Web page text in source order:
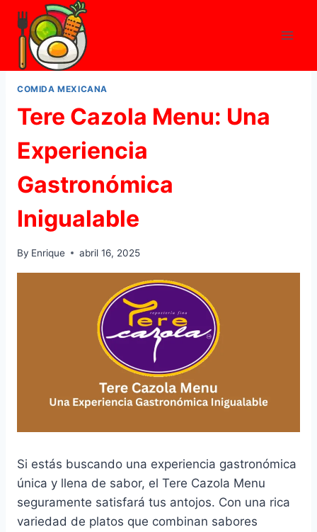
Skip
content
COMIDA MEXICANA
Tere Cazola Menu: Una
Experiencia
Gastronómica
Inigualable
By Enrique abril 16, 2025
Si estás buscando una experiencia gastronómica
única y llena de sabor, el Tere Cazola Menu
seguramente satisfará tus antojos. Con una rica
variedad de platos que combinan sabores